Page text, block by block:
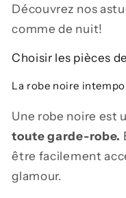
Découvrez nos
comme de nuit!
Choisir les pièces
La robe noire
Une robe noire est
toute garde-robe.
être facilement
glamour.